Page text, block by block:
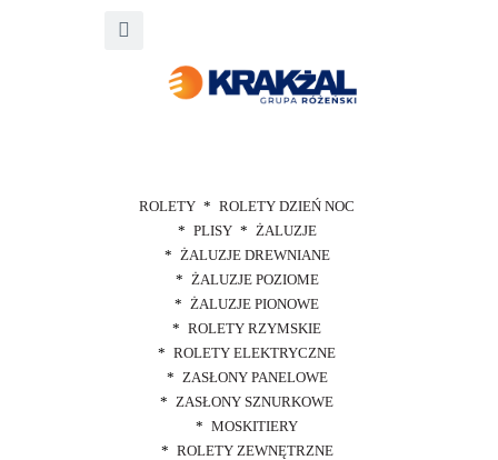
ROLETY
ROLETY DZIEŃ NOC
PLISY
ŻALUZJE
ŻALUZJE DREWNIANE
ŻALUZJE POZIOME
ŻALUZJE PIONOWE
ROLETY RZYMSKIE
ROLETY ELEKTRYCZNE
ZASŁONY PANELOWE
ZASŁONY SZNURKOWE
MOSKITIERY
ROLETY ZEWNĘTRZNE